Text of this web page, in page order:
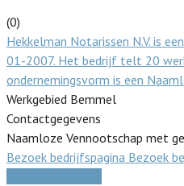
(0)
Hekkelman Notarissen N.V. is
01-2007. Het bedrijf telt 20
ondernemingsvorm is een
Werkgebied Bemmel
Contactgegevens
Naamloze Vennootschap met
Bezoek bedrijfspagina Bezoek